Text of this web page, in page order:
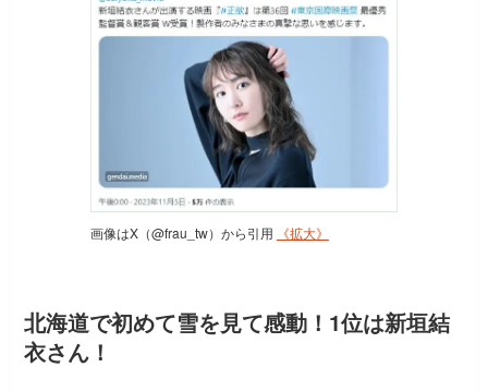
画像はX（@frau_tw）から引用 《拡大》
北海道で初めて雪を見て感動！1位は新垣結
衣さん！